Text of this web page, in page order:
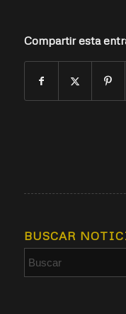
Compartir esta
BUSCAR